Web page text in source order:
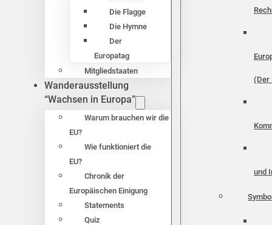
Die Flagge
Die Hymne
Der
Europatag
Mitgliedstaaten
Wanderausstellung
“Wachsen in Europa”
Warum brauchen wir die
EU?
Wie funktioniert die
EU?
Chronik der
Europäischen Einigung
Statements
Quiz
(Der
und